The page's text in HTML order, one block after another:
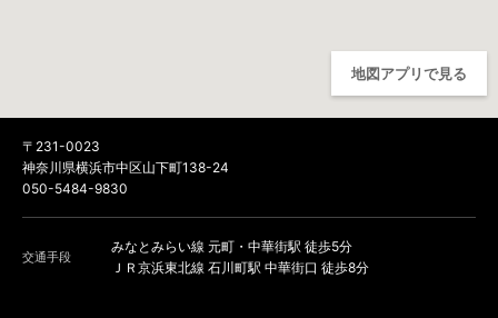
地図アプリで見る
〒231-0023
神奈川県横浜市中区山下町138-24
050-5484-9830
交通手段
みなとみらい線 元町・中華街駅 徒歩5分
ＪＲ京浜東北線 石川町駅 中華街口 徒歩8分